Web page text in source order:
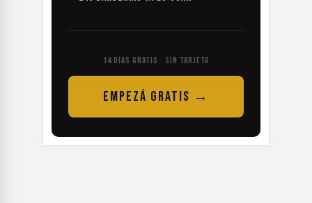
14 DÍAS GRATIS · SIN TARJETA
EMPEZÁ GRATIS →